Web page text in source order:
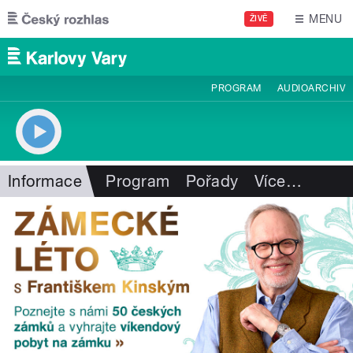
Přejít k hlavnímu obsahu
ŽIVĚ MENU
PROGRAM AUDIOARCHIV
Informace Program Pořady Více…